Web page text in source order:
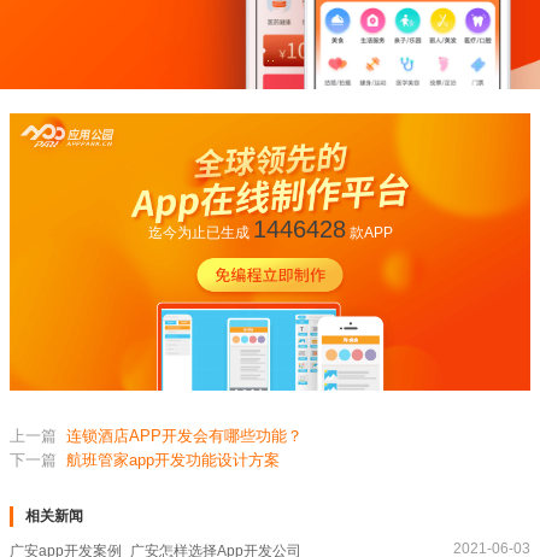
迄今为止已生成 1446428款APP
上一篇 连锁酒店APP开发会有哪些功能？
下一篇 航班管家app开发功能设计方案
相关新闻
广安app开发案例_广安怎样选择App开发公司 2021-06-03